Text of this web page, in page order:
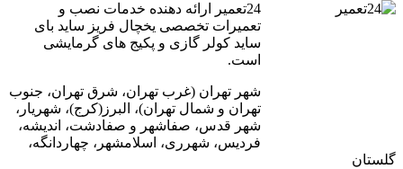
24تعمیر ارائه دهنده خدمات نصب و
تعمیرات تخصصی یخچال فریز ساید بای
ساید کولر گازی و پکیج های گرمایشی
است.
شهر تهران (غرب تهران، شرق تهران، جنوب
تهران و شمال تهران)، البرز(کرج)، شهریار،
شهر قدس، صفاشهر و صفادشت، اندیشه،
فردیس، شهرری، اسلامشهر، چهاردانگه،
گلستان